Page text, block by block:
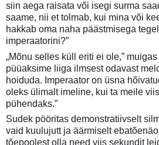
siin aega raisata või isegi surma
saame, nii et tolmab, kui mina või
hakkab oma naha päästmisega
imperaatorini?”
„Mõnu selles küll eriti ei ole,”
püüaksime liiga ilmsest odavast
hoiduda. Imperaator on üsna
oleks ülimalt imeline, kui ta meile
pühendaks.”
Sudek pööritas demonstratiivselt
vaid kuulujutt ja äärmiselt
tõepoolest olla need viis sekundit